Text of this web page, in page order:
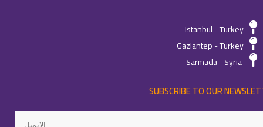
Istanbul - Turkey
Gaziantep - Turkey
Sarmada - Syria
SUBSCRIBE TO OUR